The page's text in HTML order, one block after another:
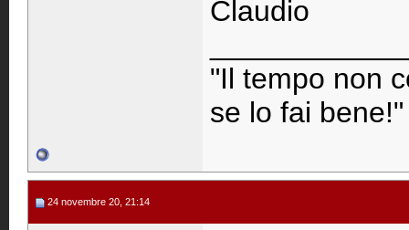
Claudio
"Il tempo non
se lo fai bene!"
24 novembre 20, 21:14